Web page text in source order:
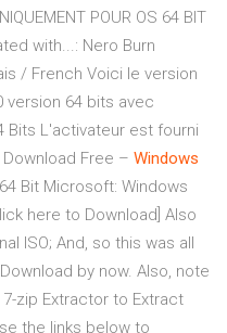
POUR OS 64 BIT
with...: Nero Burn
/ French Voici le version
version 64 bits avec
Bits L'activateur est fourni
Download Free – Windows
Bit Microsoft: Windows
here to Download] Also
ISO; And, so this was all
by now. Also, note
zip Extractor to Extract
the links below to